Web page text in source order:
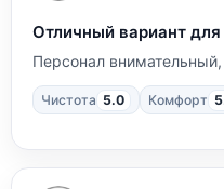
Отличный вариант
Персонал
Чистота 5.0 Комфорт